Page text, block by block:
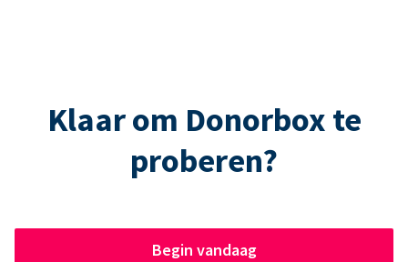
Klaar om Donorbox te
proberen?
Begin vandaag